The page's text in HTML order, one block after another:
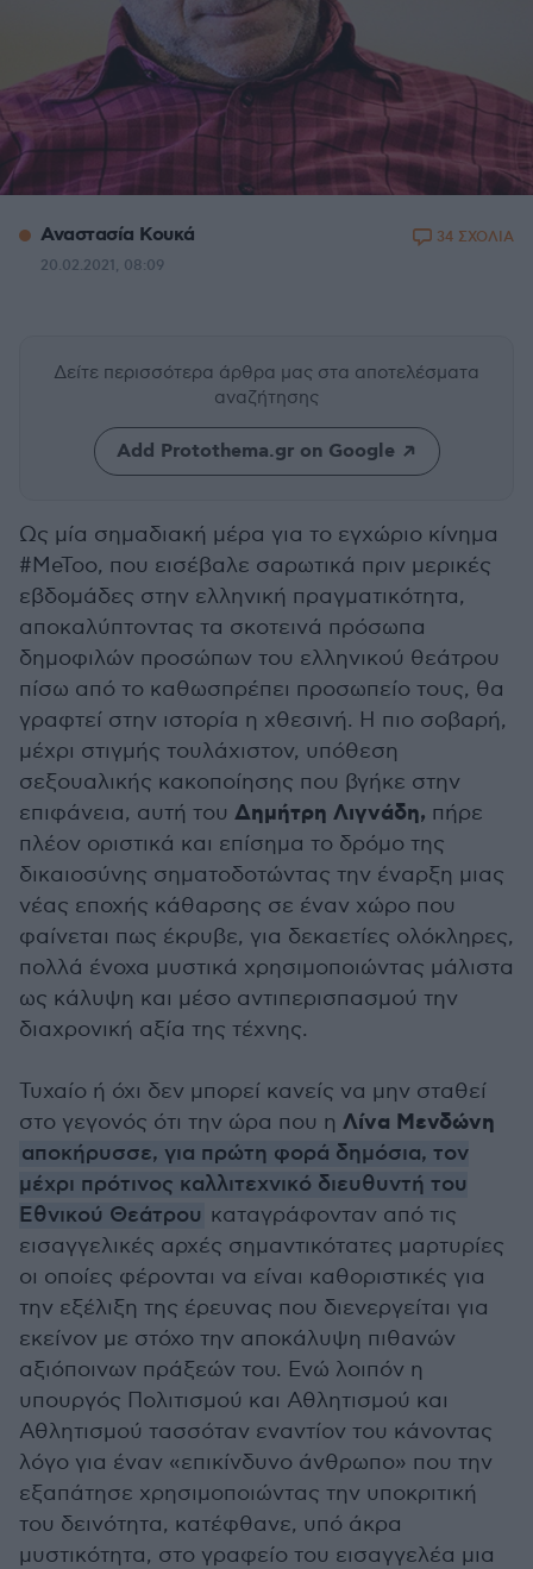
Αναστασία Κουκά
20.02.2021, 08:09
34 ΣΧΟΛΙΑ
Δείτε περισσότερα άρθρα μας στα αποτελέσματα
αναζήτησης
Add Protothema.gr on Google
Ως μία σημαδιακή μέρα για το εγχώριο κίνημα
#MeToo, που εισέβαλε σαρωτικά πριν μερικές
εβδομάδες στην ελληνική πραγματικότητα,
αποκαλύπτοντας τα σκοτεινά πρόσωπα
δημοφιλών προσώπων του ελληνικού θεάτρου
πίσω από το καθωσπρέπει προσωπείο τους, θα
γραφτεί στην ιστορία η χθεσινή. Η πιο σοβαρή,
μέχρι στιγμής τουλάχιστον, υπόθεση
σεξουαλικής κακοποίησης που βγήκε στην
επιφάνεια, αυτή του Δημήτρη Λιγνάδη, πήρε
πλέον οριστικά και επίσημα το δρόμο της
δικαιοσύνης σηματοδοτώντας την έναρξη μιας
νέας εποχής κάθαρσης σε έναν χώρο που
φαίνεται πως έκρυβε, για δεκαετίες ολόκληρες,
πολλά ένοχα μυστικά χρησιμοποιώντας μάλιστα
ως κάλυψη και μέσο αντιπερισπασμού την
διαχρονική αξία της τέχνης.
Τυχαίο ή όχι δεν μπορεί κανείς να μην σταθεί
στο γεγονός ότι την ώρα που η Λίνα Μενδώνη
αποκήρυσσε, για πρώτη φορά δημόσια, τον
μέχρι πρότινος καλλιτεχνικό διευθυντή του
Εθνικού Θεάτρου καταγράφονταν από τις
εισαγγελικές αρχές σημαντικότατες μαρτυρίες
οι οποίες φέρονται να είναι καθοριστικές για
την εξέλιξη της έρευνας που διενεργείται για
εκείνον με στόχο την αποκάλυψη πιθανών
αξιόποινων πράξεών του. Ενώ λοιπόν η
υπουργός Πολιτισμού και Αθλητισμού και
Αθλητισμού τασσόταν εναντίον του κάνοντας
λόγο για έναν «επικίνδυνο άνθρωπο» που την
εξαπάτησε χρησιμοποιώντας την υποκριτική
του δεινότητα, κατέφθανε, υπό άκρα
μυστικότητα, στο γραφείο του εισαγγελέα μια